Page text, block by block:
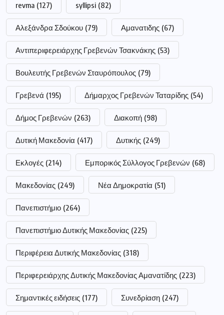
revma (127) syllipsi (82)
Αλεξάνδρα Σδούκου (79) Αμανατιδης (67)
Αντιπεριφερειάρχης Γρεβενών Τσακνάκης (53)
Βουλευτής Γρεβενών Σταυρόπουλος (79)
Γρεβενά (195) Δήμαρχος Γρεβενών Ταταρίδης (54)
Δήμος Γρεβενών (263) Διακοπή (98)
Δυτική Μακεδονία (417) Δυτικής (249)
Εκλογές (214) Εμπορικός Σύλλογος Γρεβενών (68)
Μακεδονίας (249) Νέα Δημοκρατία (51)
Πανεπιστήμιο (264)
Πανεπιστήμιο Δυτικής Μακεδονίας (225)
Περιφέρεια Δυτικής Μακεδονίας (318)
Περιφερειάρχης Δυτικής Μακεδονίας Αμανατίδης (223)
Σημαντικές ειδήσεις (177) Συνεδρίαση (247)